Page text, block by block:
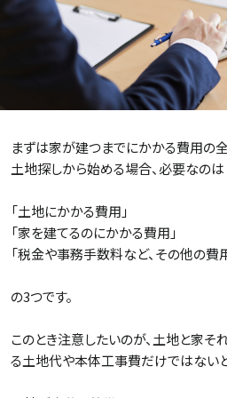
まずは家が建つまでにかかる費用の
土地探しから始める場合、必要なのは
「土地にかかる費用」
「家を建てるのにかかる費用」
「税金や事務手数料など、その他の費
の3つです。
このとき注意したいのが、土地と家そ
る土地代や本体工事費だけではないと